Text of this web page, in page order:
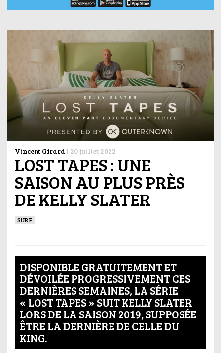
Vincent Girard | 20 juillet 2022
LOST TAPES : UNE
SAISON AU PLUS PRÈS
DE KELLY SLATER
SURF
DISPONIBLE GRATUITEMENT ET
DÉVOILÉE PROGRESSIVEMENT CES
DERNIÈRES SEMAINES, LA SÉRIE
« LOST TAPES » SUIT KELLY SLATER
LORS DE LA SAISON 2019, SUPPOSÉE
ÊTRE LA DERNIÈRE DE CELLE DU
KING.